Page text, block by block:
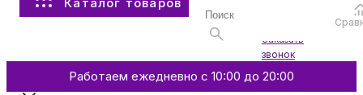
Заказать
звонок
Работаем ежедневно с 10:00 до 20:00
Аксессуары
Смартфоны и гаджеты